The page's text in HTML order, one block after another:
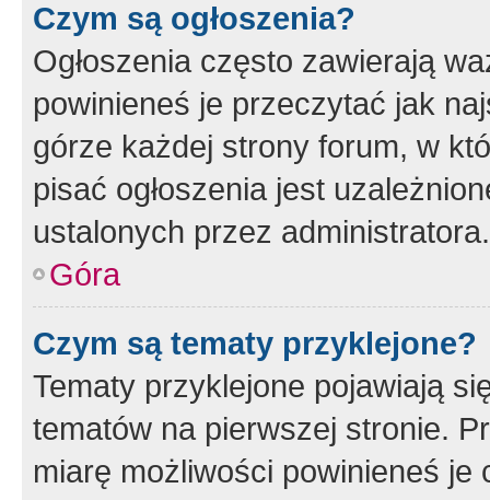
Czym są ogłoszenia?
Ogłoszenia często zawierają
powinieneś je przeczytać jak
górze każdej strony forum, w
pisać ogłoszenia jest
ustalonych przez administratora.
Góra
Czym są tematy przyklejone?
Tematy przyklejone pojawiają
tematów na pierwszej stronie.
miarę możliwości powinieneś je